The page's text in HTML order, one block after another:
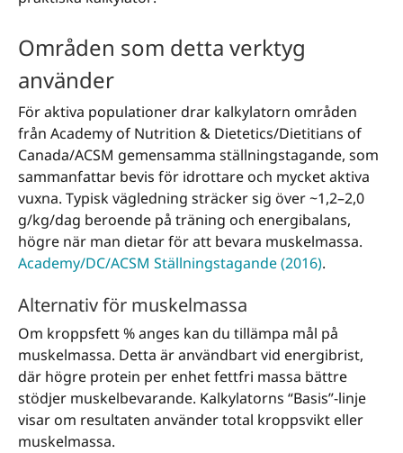
Områden som detta verktyg
använder
För aktiva populationer drar kalkylatorn områden
från Academy of Nutrition & Dietetics/Dietitians of
Canada/ACSM gemensamma ställningstagande, som
sammanfattar bevis för idrottare och mycket aktiva
vuxna. Typisk vägledning sträcker sig över ~1,2–2,0
g/kg/dag beroende på träning och energibalans,
högre när man dietar för att bevara muskelmassa.
Academy/DC/ACSM Ställningstagande (2016).
Alternativ för muskelmassa
Om kroppsfett % anges kan du tillämpa mål på
muskelmassa. Detta är användbart vid energibrist,
där högre protein per enhet fettfri massa bättre
stödjer muskelbevarande. Kalkylatorns “Basis”-linje
visar om resultaten använder total kroppsvikt eller
muskelmassa.